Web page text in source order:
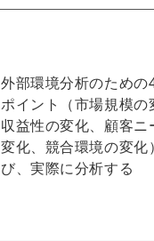
外部環境分析のための
ポイント（市場規模の
収益性の変化、顧客ニ
変化、競合環境の変化
び、実際に分析する